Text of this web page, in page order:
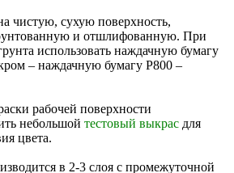
чистую, сухую поверхность,
и отшлифованную. При
использовать наждачную бумагу
– наждачную бумагу Р800 –
рабочей поверхности
небольшой тестовый выкрас для
цвета.
в 2‑3 слоя с промежуточной